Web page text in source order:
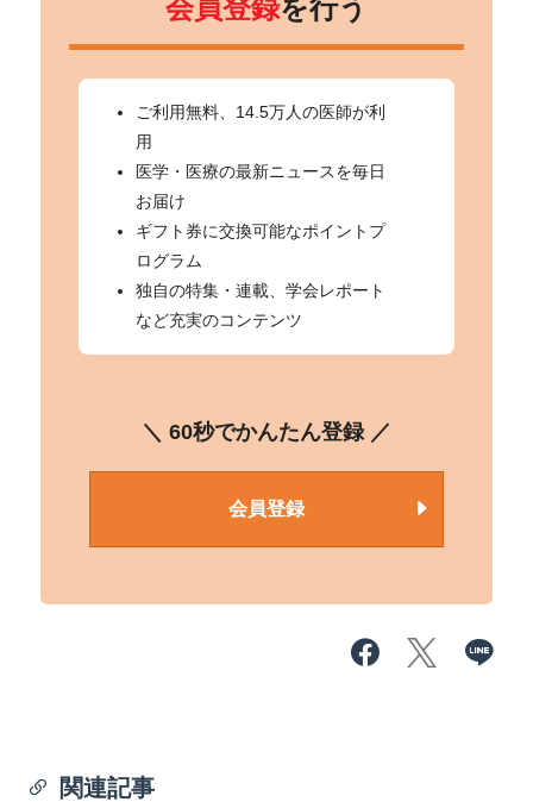
会員登録を行う
ご利用無料、14.5万人の医師が利
用
医学・医療の最新ニュースを毎日
お届け
ギフト券に交換可能なポイントプ
ログラム
独自の特集・連載、学会レポート
など充実のコンテンツ
＼ 60秒でかんたん登録 ／
会員登録
関連記事